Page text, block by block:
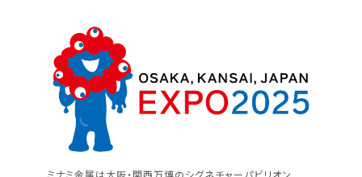
ミナミ金属は大阪・関西万博のシグネチャーパビリオン